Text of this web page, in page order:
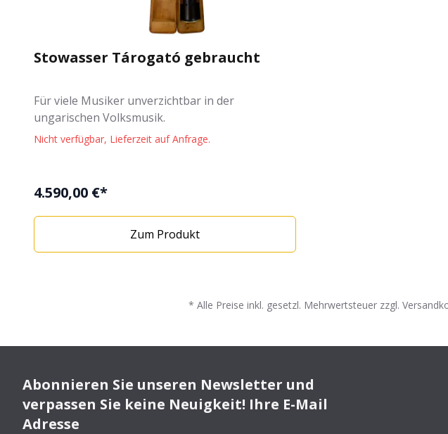
Stowasser Tárogató gebraucht
Für viele Musiker unverzichtbar in der
ungarischen Volksmusik.
Nicht verfügbar, Lieferzeit auf Anfrage.
4.590,00 €*
Zum Produkt
* Alle Preise inkl. gesetzl. Mehrwertsteuer zzgl.
Abonnieren Sie unseren Newsletter und
verpassen Sie keine Neuigkeit! Ihre E-Mail
Adresse